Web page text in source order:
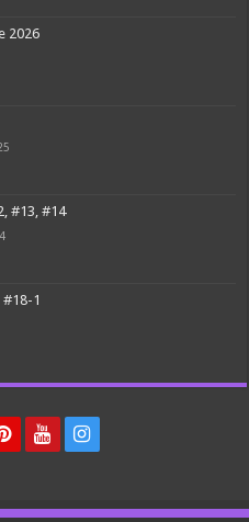
2026
#13, #14
#18-1